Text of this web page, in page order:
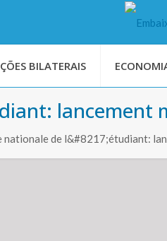
BILATERAIS
nationale de l&#8217;étudiant: